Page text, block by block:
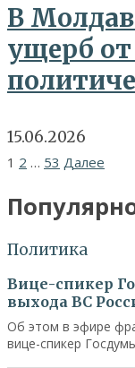
В
ущерб от
15.06.2026
Навигация
записям
1 2 … 53 Далее